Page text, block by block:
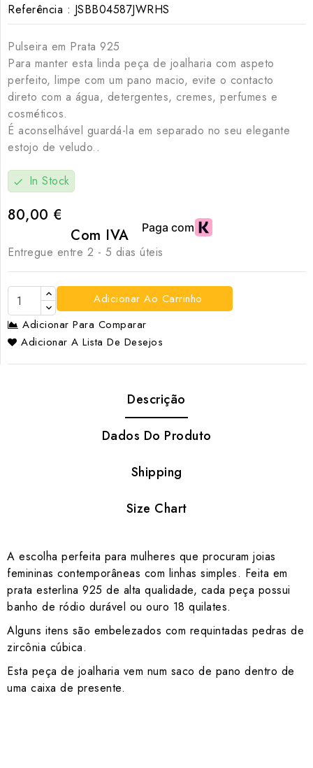
Referência : JSBB04587JWRHS
Pulseira em Prata 925
Para manter esta linda peça de joalharia com aspeto
perfeito, limpe com um pano macio, evite o contacto
direto com a água, detergentes, cremes, perfumes e
cosméticos.
É aconselhável guardá-la em separado no seu elegante
estojo de veludo..
check In Stock
80,00 €
Com IVA
Entregue entre 2 - 5 dias úteis
Adicionar Ao Carrinho
Adicionar Para Comparar
Adicionar A Lista De Desejos
Descrição
Dados Do Produto
Shipping
Size Chart
A escolha perfeita para mulheres que procuram joias
femininas contemporâneas com linhas simples. Feita em
prata esterlina 925 de alta qualidade, cada peça possui
banho de ródio durável ou ouro 18 quilates.
Alguns itens são embelezados com requintadas pedras de
zircônia cúbica.
Esta peça de joalharia vem num saco de pano dentro de
uma caixa de presente.